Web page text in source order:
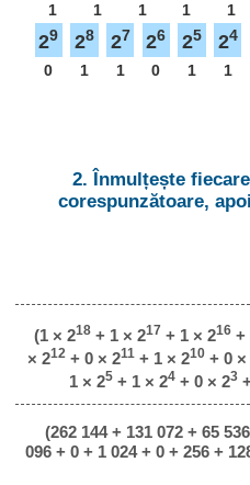
1 1 1 1 1
29
0
28
1
27
1
26
0
25
1
24
1
2. Înmulțește
corespunzătoare,
(1 × 218+ 1 × 217 + 1 × 216+
× 212+ 0 × 211+ 1 × 210+ 0 ×
1 × 25+ 1 × 24+ 0 × 23
(262 144 + 131 072 + 65
096 + 0 + 1 024 + 0 + 256 +